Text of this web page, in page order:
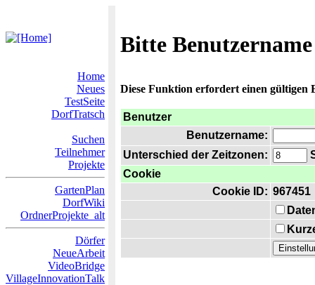
Bitte
Home
Neues
TestSeite
DorfTratsch
Suchen
Teilnehmer
Projekte
GartenPlan
DorfWiki
OrdnerProjekte_alt
Dörfer
NeueArbeit
VideoBridge
VillageInnovationTalk
Diese Funktion erfordert einen gültigen
Benutzer
Benutzername:
Unterschied der Zeitzonen:
Cookie
Cookie ID: 967451